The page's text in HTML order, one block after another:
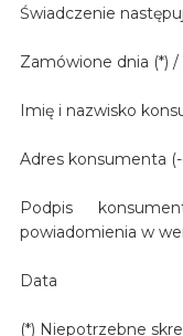
Świadczenie
Zamówione dnia (*)
Imię i nazwisko
Adres konsumenta
Podpis
powiadomienia w
Data
(*) Niepotrzebne